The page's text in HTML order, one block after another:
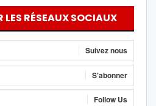
LES RÉSEAUX SOCIAUX
Suivez nous
S'abonner
Follow Us